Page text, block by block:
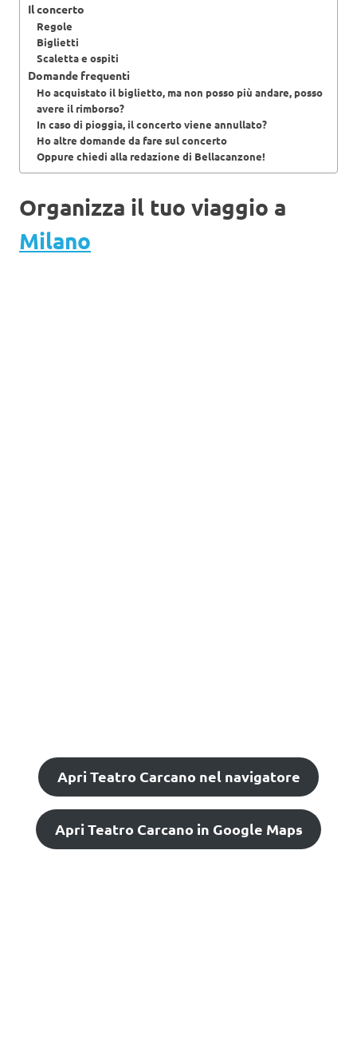
Il concerto
Regole
Biglietti
Scaletta e ospiti
Domande frequenti
Ho acquistato il biglietto, ma non posso più andare, posso
avere il rimborso?
In caso di pioggia, il concerto viene annullato?
Ho altre domande da fare sul concerto
Oppure chiedi alla redazione di Bellacanzone!
Organizza il tuo viaggio a
Milano
Apri Teatro Carcano nel navigatore
Apri Teatro Carcano in Google Maps